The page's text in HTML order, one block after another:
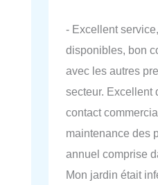
- Excellent
disponibles, bon
avec les autres
secteur. Excellent
contact
maintenance des
annuel comprise
Mon jardin était